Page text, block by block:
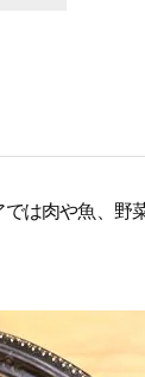
は肉や魚、野